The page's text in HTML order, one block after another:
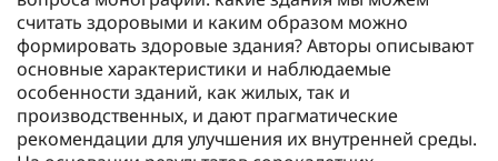
считать здоровыми и каким образом можно
формировать здоровые здания? Авторы описывают
основные характеристики и наблюдаемые
особенности зданий, как жилых, так и
производственных, и дают прагматические
рекомендации для улучшения их внутренней среды.